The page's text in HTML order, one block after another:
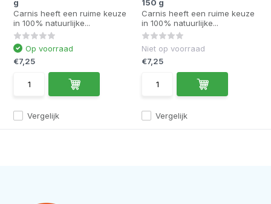
g
Carnis heeft een ruime keuze
in 100% natuurlijke...
Vergelijk
Op voorraad
€7,25
150 g
Carnis heeft een ruime keuze
in 100% natuurlijke...
Vergelijk
Niet op voorraad
€7,25